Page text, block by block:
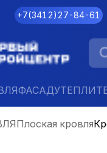
+7(3412)27-84-61
ФАСАД
Плоская кровля